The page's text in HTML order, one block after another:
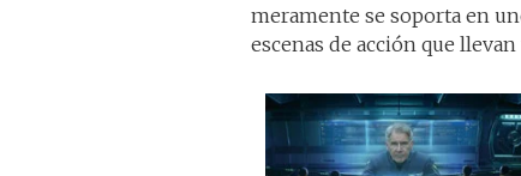
meramente se soporta en
escenas de acción que